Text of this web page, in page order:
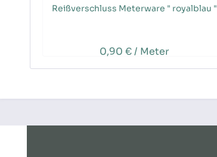
Reißverschluss Meterware " royalblau "
0,90 € / Meter